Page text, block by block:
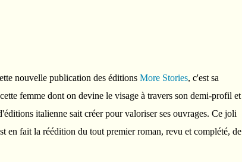
nouvelle publication des éditions More Stories, c'est sa
femme dont on devine le visage à travers son demi-profil et
italienne sait créer pour valoriser ses ouvrages. Ce joli
en fait la réédition du tout premier roman, revu et complété, de